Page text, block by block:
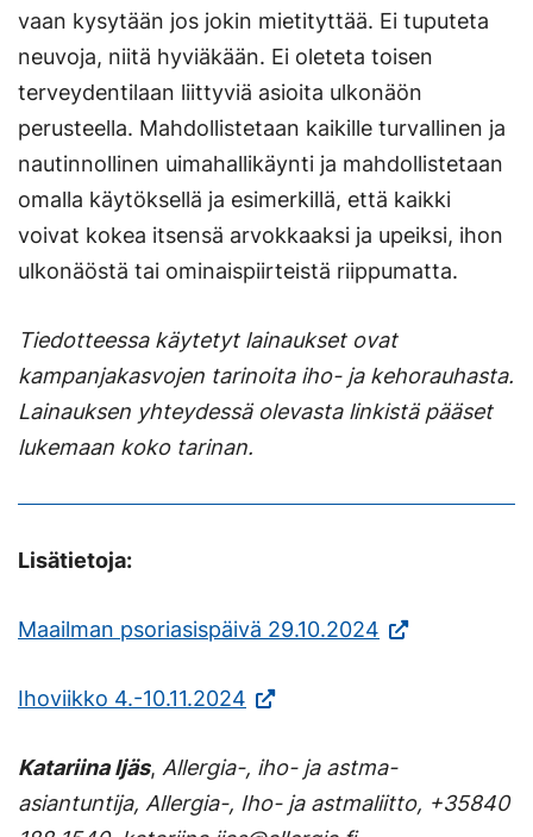
vaan kysytään jos jokin mietityttää. Ei tuputeta
neuvoja, niitä hyviäkään. Ei oleteta toisen
terveydentilaan liittyviä asioita ulkonäön
perusteella. Mahdollistetaan kaikille turvallinen ja
nautinnollinen uimahallikäynti ja mahdollistetaan
omalla käytöksellä ja esimerkillä, että kaikki
voivat kokea itsensä arvokkaaksi ja upeiksi, ihon
ulkonäöstä tai ominaispiirteistä riippumatta.
Tiedotteessa käytetyt lainaukset ovat
kampanjakasvojen tarinoita iho- ja kehorauhasta.
Lainauksen yhteydessä olevasta linkistä pääset
lukemaan koko tarinan.
Lisätietoja:
Maailman psoriasispäivä 29.10.2024 (Vieraile
avautuu
uuteen
Ihoviikko 4.-10.11.2024 (Vieraile
sivustolla.
Linkki
Katariina Ijäs, Allergia-, iho- ja astma-
asiantuntija, Allergia-, Iho- ja astmaliitto, +35840